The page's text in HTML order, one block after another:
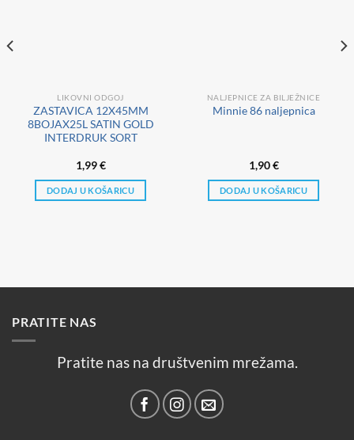
LIKOVNI ODGOJ
ZASTAVICA 12X45MM
8BOJAX25L SATIN GOLD
INTERDRUK SORT
1,99€
DODAJ U KOŠARICU
NALJEPNICE ZA BILJEŽNICE
Minnie 86 naljepnica
1,90€
DODAJ U KOŠARICU
PRATITE NAS
Pratite nas na društvenim mrežama.